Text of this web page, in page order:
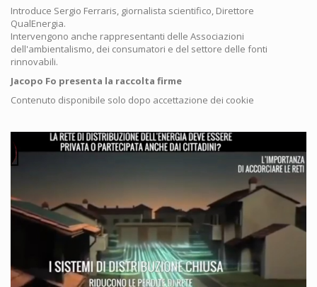
Introduce Sergio Ferraris, giornalista scientifico, Direttore
QualEnergia.
Intervengono anche rappresentanti delle Associazioni
dell'ambientalismo, dei consumatori e del settore delle fonti
rinnovabili.
Jacopo Fo presenta la raccolta firme
Contenuto disponibile solo dopo accettazione dei cookie